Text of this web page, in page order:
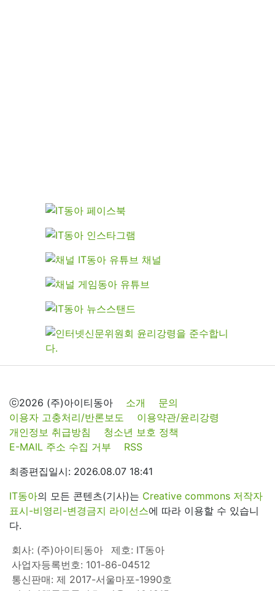
ⓒ2026 (주)아이티동아 소개
문의
이용자 고충처리/반론보도
이용약관/윤리강령
개인정보 취급방침
청소년 보호 정책
E-MAIL 주소 수집 거부
RSS
최종편집일시: 2026.08.07 18:41
IT동아의 모든 콘텐츠(기사)는 Creative commons 저작자
표시-비영리-변경금지 라이선스에 따라 이용할 수 있습니
다.
회사: (주)아이티동아
제호: IT동아
사업자등록번호: 101-86-04512
통신판매: 제 2017-서울마포-1990호